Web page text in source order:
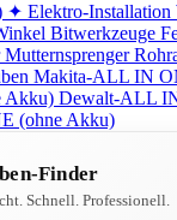
✦ Elektro-Installation
Bitwerkzeuge
Mutternsprenger
Makita-ALL IN
Akku) Dewalt-ALL
(ohne Akku)
Finder
Schnell. Professionell.